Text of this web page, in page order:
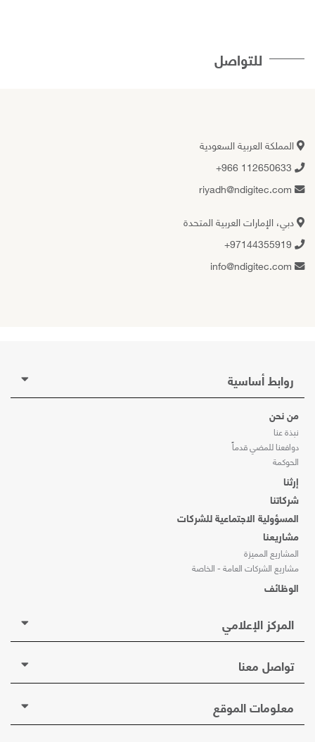
للتواصل
المملكة العربية السعودية
+966 112650633
riyadh@ndigitec.com
دبي، الإمارات العربية المتحدة
+97144355919
info@ndigitec.com
روابط أساسية
من نحن
نبذة عنا
دوافعنا للمضي قدماً
الحوكمة
إرثنا
شركاتنا
المسؤولية الاجتماعية للشركات
مشاريعنا
المشاريع المميزة
مشاريع الشركات العامة - الخاصة
الوظائف
المركز الإعلامي
تواصل معنا
معلومات الموقع